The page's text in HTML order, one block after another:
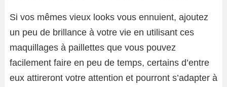
Si vos mêmes vieux looks vous ennuient, ajoutez
un peu de brillance à votre vie en utilisant ces
maquillages à paillettes que vous pouvez
facilement faire en peu de temps, certains d’entre
eux attireront votre attention et pourront s’adapter à